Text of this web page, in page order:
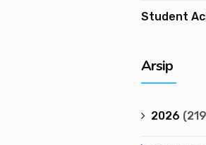
Student
Arsip
2026